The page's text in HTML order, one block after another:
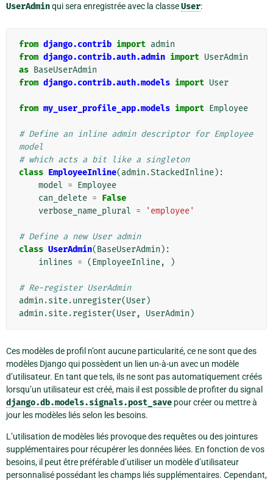
UserAdminqui sera enregistrée avec la classeUser:
from django.contrib import admin
from django.contrib.auth.admin import UserAdmin
as BaseUserAdmin
from django.contrib.auth.models import User
from my_user_profile_app.models import Employee
# Define an inline admin descriptor for Employee
model
# which acts a bit like a singleton
class EmployeeInline(admin .StackedInline):
model = Employee
can_delete = False
verbose_name_plural = 'employee'
# Define a new User admin
class UserAdmin(BaseUserAdmin ):
inlines = (EmployeeInline, )
# Re-register UserAdmin
admin .site.unregister(User)
admin .site.register(User, UserAdmin )
Ces modèles de profil n’ont aucune particularité, ce ne sont que des
modèles Django qui possèdent un lien un-à-un avec un modèle
d’utilisateur. En tant que tels, ils ne sont pas automatiquement créés
lorsqu’un utilisateur est créé, mais il est possible de profiter du signal
django.db.models.signals.post_save pour créer ou mettre à
jour les modèles liés selon les besoins.
L’utilisation de modèles liés provoque des requêtes ou des jointures
supplémentaires pour récupérer les données liées. En fonction de vos
besoins, il peut être préférable d’utiliser un modèle d’utilisateur
personnalisé possédant les champs liés supplémentaires. Cependant,